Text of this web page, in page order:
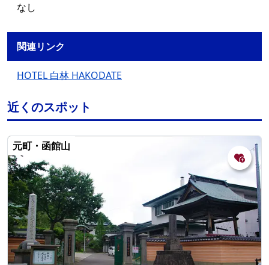
なし
関連リンク
HOTEL 白林 HAKODATE
近くのスポット
元町・函館山